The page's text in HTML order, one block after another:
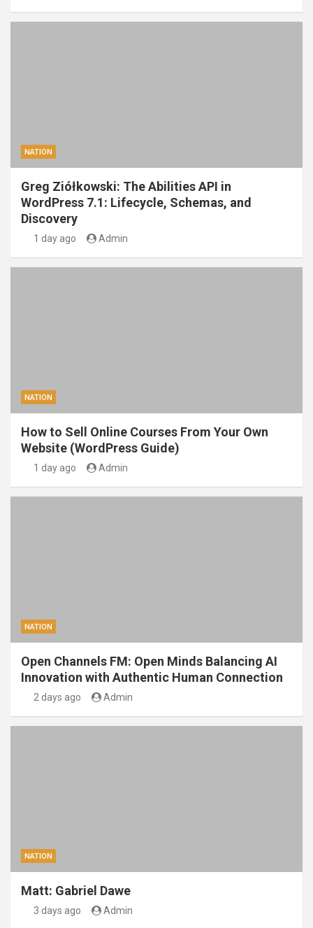
NATION
Greg Ziółkowski: The Abilities API in
WordPress 7.1: Lifecycle, Schemas, and
Discovery
1 day ago Admin
NATION
How to Sell Online Courses From Your Own
Website (WordPress Guide)
1 day ago Admin
NATION
Open Channels FM: Open Minds Balancing AI
Innovation with Authentic Human Connection
2 days ago Admin
NATION
Matt: Gabriel Dawe
3 days ago Admin